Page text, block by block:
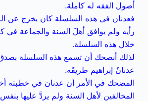
أصول الفقه له كاملة.
فعدنان في هذه السلسلة كان يخرج عن
رأيه ولم يوافق أهلَ السنة والجماعة في
خلال هذه السلسلة.
لذلك أنصحك أن تسمع هذه السلسلة
عدنانُ إبراهيم طريقَه.
المضحك في الأمر أن عدنان في خطبته
المخالفين لأهل السنة ولم يردَّ عليها